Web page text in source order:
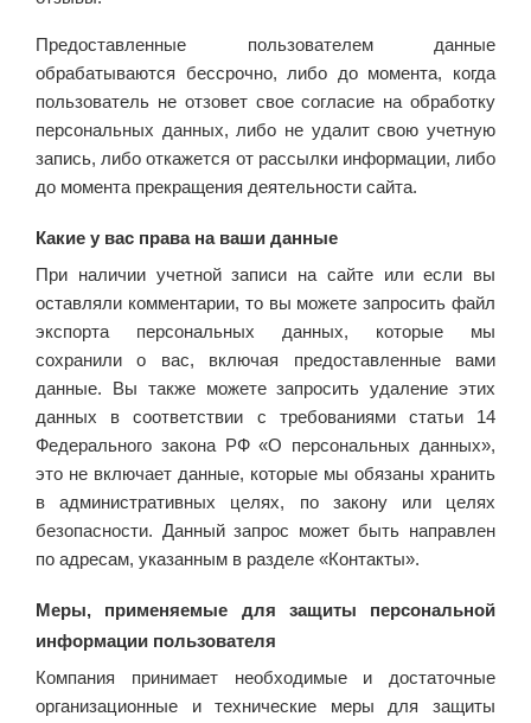
Предоставленные пользователем данные
обрабатываются бессрочно, либо до момента, когда
пользователь не отзовет свое согласие на обработку
персональных данных, либо не удалит свою учетную
запись, либо откажется от рассылки информации, либо
до момента прекращения деятельности сайта.
Какие у вас права на ваши данные
При наличии учетной записи на сайте или если вы
оставляли комментарии, то вы можете запросить файл
экспорта персональных данных, которые мы
сохранили о вас, включая предоставленные вами
данные. Вы также можете запросить удаление этих
данных в соответствии с требованиями статьи 14
Федерального закона РФ «О персональных данных»,
это не включает данные, которые мы обязаны хранить
в административных целях, по закону или целях
безопасности. Данный запрос может быть направлен
по адресам, указанным в разделе «Контакты».
Меры, применяемые для защиты персональной
информации пользователя
Компания принимает необходимые и достаточные
организационные и технические меры для защиты